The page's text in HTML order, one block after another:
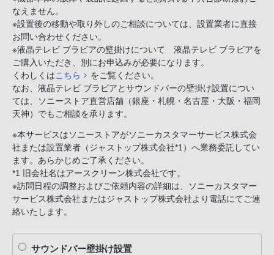
PHS
「050-
3754-
9614」
なえません。
※設置後の移動や取り外しのご相談については、設置業者に直接
お問い合わせください。
※液晶テレビ ブラビアの壁掛けについて 液晶テレビ ブラビアを
ご購入いただき、別にお申込みが必要になります。
くわしくは こちら
をご覧ください。
なお、液晶テレビ ブラビアとサウンドバーの壁掛け設置につい
ては、ソニーストア直営店舗（銀座・札幌・名古屋・大阪・福岡
天神）でもご相談を承ります。
※本サービスはソニーストアがソニーカスタマーサービス株式会
社または設置業者（ジャストップ株式会社*1）へ業務委託してい
ます。あらかじめご了承ください。
*1 旧会社名はアースクリーン株式会社です。
※訪問日程の調整およびご依頼内容の詳細は、ソニーカスタマー
サービス株式会社またはジャストップ株式会社より電話にてご連
絡いたします。
サウンドバー壁掛け設置